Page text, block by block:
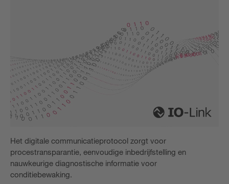
Het digitale communicatieprotocol zorgt voor
procestransparantie, eenvoudige inbedrijfstelling en
nauwkeurige diagnostische informatie voor
conditiebewaking.